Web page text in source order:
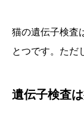
猫の遺伝子検査
とつです。ただ
遺伝子検査